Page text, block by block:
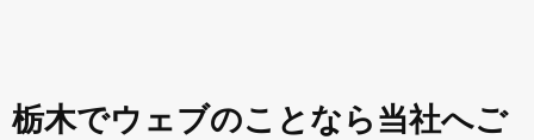
栃木でウェブのことなら当社へご